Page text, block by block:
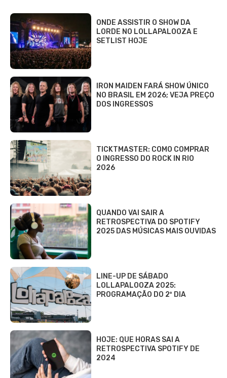
ONDE ASSISTIR O SHOW DA
LORDE NO LOLLAPALOOZA E
SETLIST HOJE
IRON MAIDEN FARÁ SHOW ÚNICO
NO BRASIL EM 2026; VEJA PREÇO
DOS INGRESSOS
TICKTMASTER: COMO COMPRAR
O INGRESSO DO ROCK IN RIO
2026
QUANDO VAI SAIR A
RETROSPECTIVA DO SPOTIFY
2025 DAS MÚSICAS MAIS OUVIDAS
LINE-UP DE SÁBADO
LOLLAPALOOZA 2025:
PROGRAMAÇÃO DO 2º DIA
HOJE: QUE HORAS SAI A
RETROSPECTIVA SPOTIFY DE
2024